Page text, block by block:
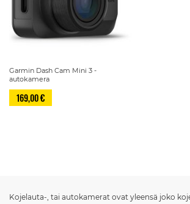
Garmin Dash Cam Mini 3 -
autokamera
169,00 €
Kojelauta-, tai autokamerat ovat yleensä joko